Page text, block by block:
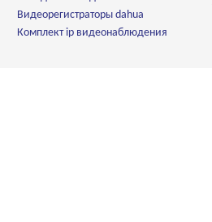
Видеорегистраторы dahua
Комплект ip видеонаблюдения